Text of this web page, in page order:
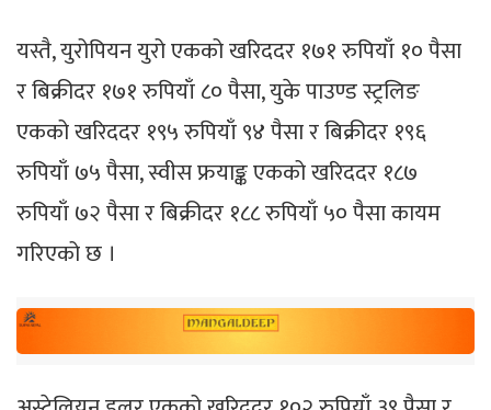
यस्तै, युरोपियन युरो एकको खरिददर १७१ रुपियाँ १० पैसा
र बिक्रीदर १७१ रुपियाँ ८० पैसा, युके पाउण्ड स्ट्रलिङ
एकको खरिददर १९५ रुपियाँ ९४ पैसा र बिक्रीदर १९६
रुपियाँ ७५ पैसा, स्वीस फ्रयाङ्क एकको खरिददर १८७
रुपियाँ ७२ पैसा र बिक्रीदर १८८ रुपियाँ ५० पैसा कायम
गरिएको छ ।